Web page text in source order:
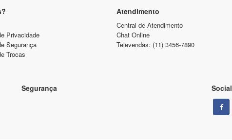
Privacidade
Segurança
Trocas
Atendimento
Central de Atendimento
Chat Online
Televendas: (11) 3456-7890
Segurança Social